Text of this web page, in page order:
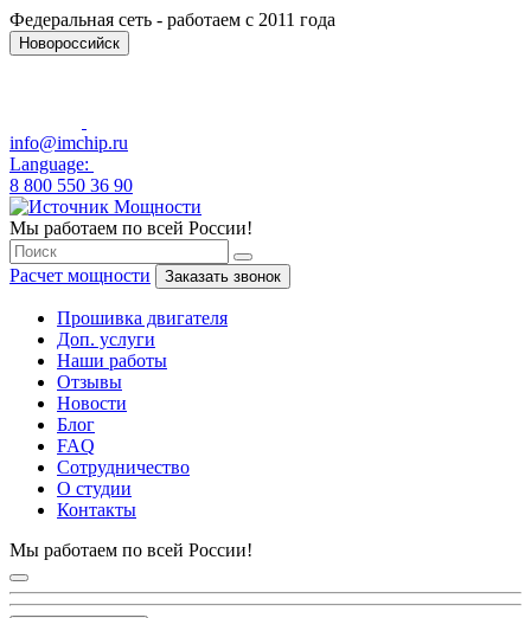
Федеральная сеть - работаем с 2011 года
Новороссийск
info@imchip.ru
Language:
8 800 550 36 90
Мы работаем по всей России!
Расчет мощности Заказать звонок
Прошивка двигателя
Доп. услуги
Наши работы
Отзывы
Новости
Блог
FAQ
Сотрудничество
О студии
Контакты
Мы работаем по всей России!